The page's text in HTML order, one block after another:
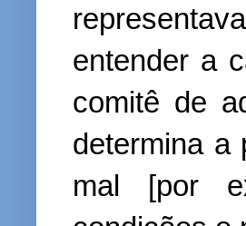
entender a
comitê de
determina a
mal [por